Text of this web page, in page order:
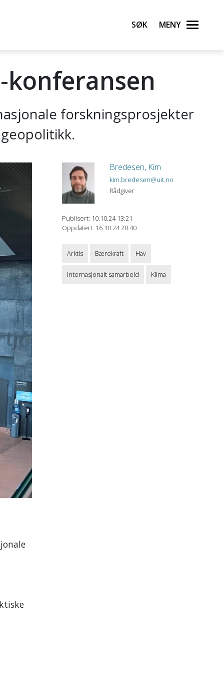
Søk Meny
konferansen
forskningsprosjekter
Bredesen, Kim
kim.bredesen@uit.no
Rådgiver
Publisert: 10.10.24 13:21
Oppdatert: 16.10.24 20:40
Arktis Bærekraft Hav
Internasjonalt samarbeid Klima